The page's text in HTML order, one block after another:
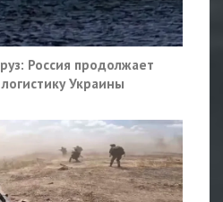
Россия продолжает
Украины